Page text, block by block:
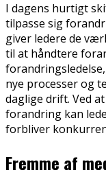
I dagens hurtigt
tilpasse sig
giver ledere de
til at håndtere
nye processer og
daglige drift. Ved
forandring kan
forbliver
Fremme af